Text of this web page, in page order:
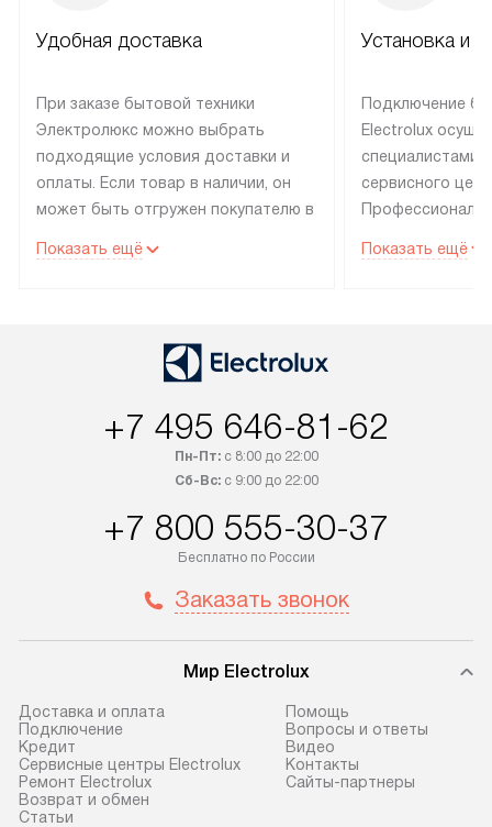
Удобная доставка
При заказе бытовой техники
Электролюкс можно выбрать
подходящие условия доставки и
оплаты. Если товар в наличии, он
может быть отгружен покупателю в
специальным лейблом
оплачивается дополнительно.
Возможна доставка товаров по
Показать ещё
Установка и
Подключение
Electrolux
специалистами
сервисного
эксплуатации
Показать ещё
+7 495 646-81-62
Пн-Пт:с 8:00 до 22:00
Сб-Вс:с 9:00 до 22:00
+7 800 555-30-37
Бесплатно по России
Заказать звонок
Мир Electrolux
Доставка и оплата
Подключение
Кредит
Сервисные центры Electrolux
Ремонт Electrolux
Возврат и обмен
Cтатьи
Помощь
Вопросы и ответы
Видео
Контакты
Сайты-партнеры